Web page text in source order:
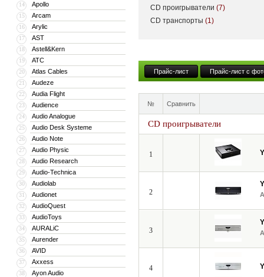
14 Apollo
15 Arcam
16 Arylic
17 AST
18 Astell&Kern
19 ATC
20 Atlas Cables
21 Audeze
22 Audia Flight
23 Audience
24 Audio Analogue
25 Audio Desk Systeme
26 Audio Note
27 Audio Physic
28 Audio Research
29 Audio-Technica
30 Audiolab
31 Audionet
32 AudioQuest
33 AudioToys
34 AURALiC
35 Aurender
36 AVID
37 Axxess
38 Ayon Audio
«Честно говоря, я не знаю, что
основатель компании YBA Audio.
системы — воспроизводить музыку
CD проигрыватели (7)
CD транспорты (1)
Прайс-лист Прайс-лист с
№ Сравнить
CD проигрыватели
1
2
3
4